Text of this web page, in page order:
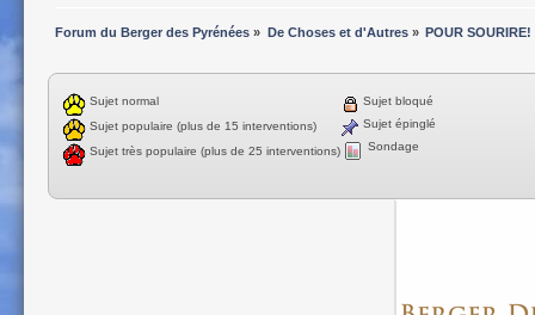
Forum du Berger des Pyrénées » De Choses et d'Autres» POUR SOURIRE!
Sujet normal
Sujet populaire (plus de 15 interventions)
Sujet très populaire (plus de 25 interventions)
Sujet bloqué
Sujet épinglé
Sondage